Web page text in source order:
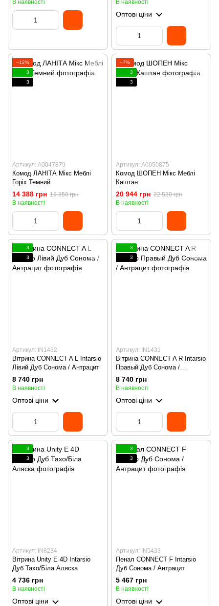
В наявності В наявності
Оптові ціни
−12%
3
3
Артикул: А0047879
Комод ЛАНІТА Мікс Меблі
Горіх Темний
14 388 грн 16 350 грн
В наявності
−7%
3
3
Артикул: А0050875
Комод ШОПЕН Мікс Меблі
Каштан
20 944 грн 22 520 грн
В наявності
3
3
Артикул: IN1432
Вітрина CONNECT A L Intarsio
Лівий Дуб Сонома / Антрацит
8 740 грн
В наявності
Оптові ціни
3
3
Артикул: IN1431
Вітрина CONNECT A R Intarsio
Правый Дуб Сонома /
Антрацит
8 740 грн
В наявності
Оптові ціни
3
3
Артикул: IN8234
Вітрина Unity E 4D Intarsio
Дуб Тахо/Біла Аляска
4 736 грн
В наявності
Оптові ціни
3
3
Артикул: IN5433
Пенал CONNECT F Intarsio
Дуб Сонома / Антрацит
5 467 грн
В наявності
Оптові ціни